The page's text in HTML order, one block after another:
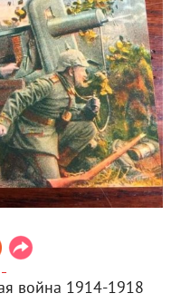
война 1914-1918